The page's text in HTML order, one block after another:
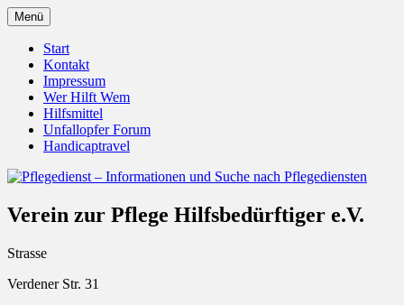
Zum
Inhalt
springen
Pflegedienst – Informationen
und Suche nach Pflegediensten
Unfallopfer – Hilfswerk
Menü
Start
Kontakt
Impressum
Wer Hilft Wem
Hilfsmittel
Unfallopfer Forum
Handicaptravel
Verein zur Pflege Hilfsbedürftiger e.V.
Strasse
Verdener Str. 31